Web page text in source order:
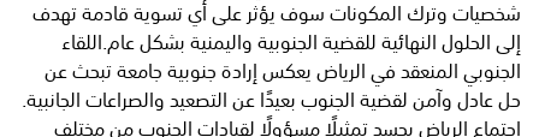
شخصيات وترك المكونات سوف يؤثر على أي تسوية قادمة تهدف
إلى الحلول النهائية للقضية الجنوبية واليمنية بشكل عام.اللقاء
الجنوبي المنعقد في الرياض يعكس إرادة جنوبية جامعة تبحث عن
حل عادل وآمن لقضية الجنوب بعيدًا عن التصعيد والصراعات الجانبية.
اجتماع الرياض يجسد تمثيلًا مسؤولًا لقيادات الجنوب من مختلف